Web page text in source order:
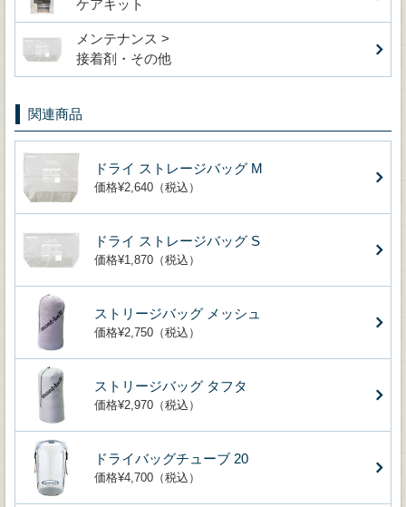
ケアキット
メンテナンス >
接着剤・その他
関連商品
ドライ ストレージバッグ M
価格¥2,640（税込）
ドライ ストレージバッグ S
価格¥1,870（税込）
ストリージバッグ メッシュ
価格¥2,750（税込）
ストリージバッグ タフタ
価格¥2,970（税込）
ドライバッグチューブ 20
価格¥4,700（税込）